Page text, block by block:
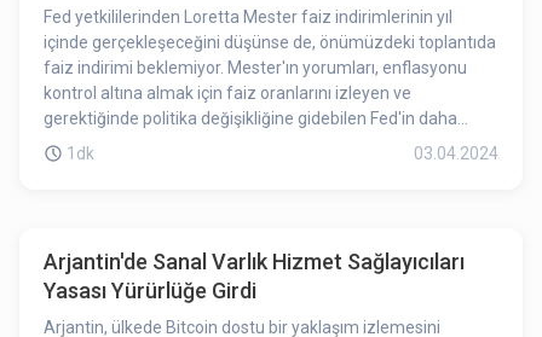
saat 08:00'dir. Ayrıca Origin Protocol, yerel LST'yi diğer EVM
uyumlu zincirlerde başlatacak ve yakın zamanda Chainlink
CCIP ile OETH'yi Layer2'de sunmak için ortaklık kurdu. Origin
Protocol, Nisan ayında Arbitrum'da sarmalanmış OETH
(wOETH) başlatacak. Yol haritasının açıklanması OGN'yi
Fed yetkililerinden Loretta Mester faiz indirimlerinin yıl
içinde gerçekleşeceğini düşünse de, önümüzdeki toplantıda
faiz indirimi beklemiyor. Mester'ın yorumları, enflasyonu
kontrol altına almak için faiz oranlarını izleyen ve
gerektiğinde politika değişikliğine gidebilen Fed'in daha
temkinli bir yaklaşım benimseyebileceğini gösteriyor. Faiz
edecek.
1dk 03.04.2024
Arjantin'de Sanal Varlık Hizmet Sağlayıcıları
Yasası Yürürlüğe Girdi
Arjantin, ülkede Bitcoin dostu bir yaklaşım izlemesini